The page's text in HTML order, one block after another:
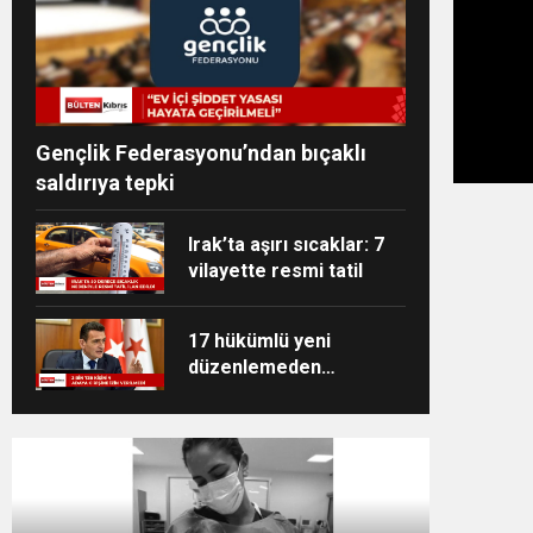
Gençlik Federasyonu’ndan bıçaklı
saldırıya tepki
Irak’ta aşırı sıcaklar: 7
vilayette resmi tatil
17 hükümlü yeni
düzenlemeden